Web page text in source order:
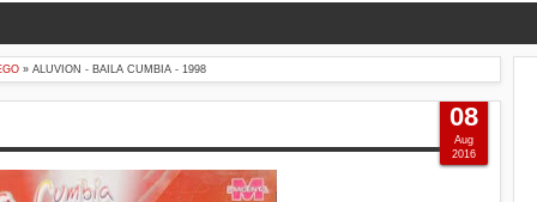
» ALUVION - BAILA CUMBIA - 1998
08
Aug
2016